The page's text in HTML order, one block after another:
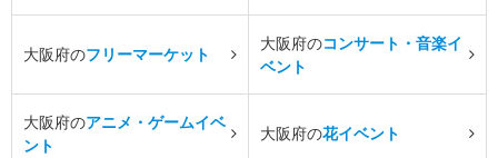
大阪府のフリーマーケット
大阪府のコンサート・音楽イ
ベント
大阪府のアニメ・ゲームイベ
ント
大阪府の花イベント